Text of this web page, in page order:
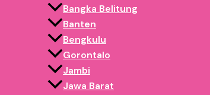
Bangka Belitung
Banten
Bengkulu
Gorontalo
Jambi
Jawa Barat